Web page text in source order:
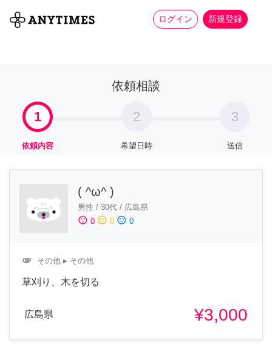
ログイン 新規登録
全て 家事 more_horiz
依頼相談
1
依頼内容
2
希望日時
3
送信
( ^ω^ )
男性 / 30代 / 広島県
sentiment_satisfied 0 sentiment_neutral 0 sentiment_dissatisfied 0
attachment その他 ▸ その他
草刈り、木を切る
広島県 ¥3,000